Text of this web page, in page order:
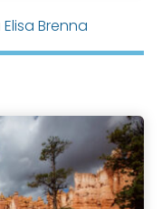
Elisa Brenna